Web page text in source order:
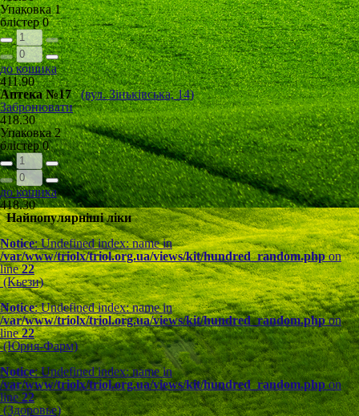
Упаковка1
блістер0
до кошика
411.90
Аптека №17
(вул. Зіньківська, 14)
Забронювати
418.30
Упаковка2
блістер0
до кошика
418.30
Найпопулярніші ліки
Notice: Undefined index: name in
/var/www/triolx/triol.org.ua/views/kit/hundred_random.phpon
line22
(Кьези)
Notice: Undefined index: name in
/var/www/triolx/triol.org.ua/views/kit/hundred_random.phpon
line22
(Юрия-Фарм)
Notice: Undefined index: name in
/var/www/triolx/triol.org.ua/views/kit/hundred_random.phpon
line22
(Здоровье)